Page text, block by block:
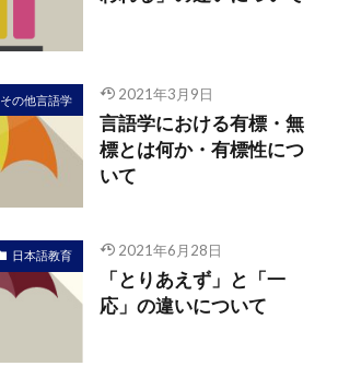
その他言語学 2021年3月9日
言語学における有標・無
標とは何か・有標性につ
いて
日本語教育 2021年6月28日
「とりあえず」と「一
応」の違いについて